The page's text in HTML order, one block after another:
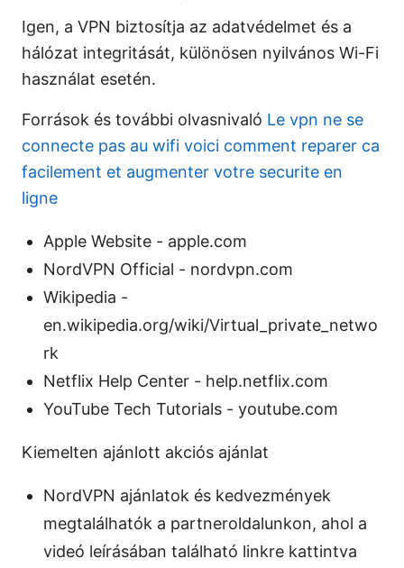
Igen, a VPN biztosítja az adatvédelmet és a
hálózat integritását, különösen nyilvános Wi-Fi
használat esetén.
Források és további olvasnivaló Le vpn ne se
connecte pas au wifi voici comment reparer ca
facilement et augmenter votre securite en
ligne
Apple Website - apple.com
NordVPN Official - nordvpn.com
Wikipedia -
en.wikipedia.org/wiki/Virtual_private_netwo
rk
Netflix Help Center - help.netflix.com
YouTube Tech Tutorials - youtube.com
Kiemelten ajánlott akciós ajánlat
NordVPN ajánlatok és kedvezmények
megtalálhatók a partneroldalunkon, ahol a
videó leírásában található linkre kattintva